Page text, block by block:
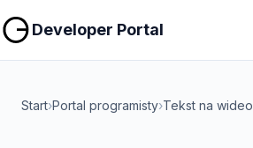
Developer Portal
Start›Portal programisty›Tekst na wideo